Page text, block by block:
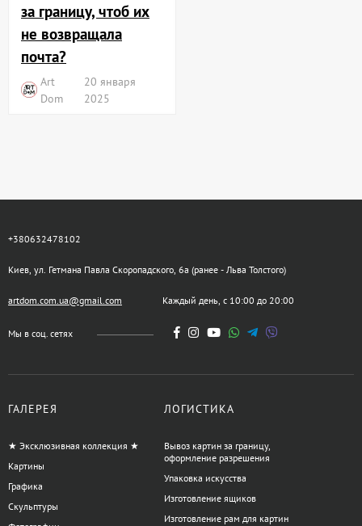
за границу, чтоб их
не возвращала
почта?
Art
Dom
20 января
2025
+380632478102
Киев, ул. Гетмана Павла Скоропадского, 6а (ранее - Льва Толстого)
artdom.com.ua@gmail.com Каждый день, с 10:00 до 20:00
Мы в соц. сетях
ГАЛЕРЕЯ
★ Эксклюзивная коллекция ★
Картины
Графика
Скульптуры
ЛОГИСТИКА
Вывоз картин за границу,
оформление разрешения
Упаковка искусства
Изготовление ящиков
Изготовление рам для картин